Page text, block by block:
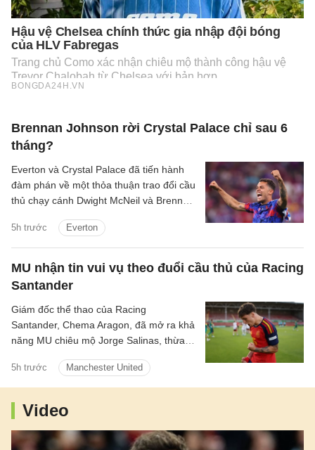
Brennan Johnson rời Crystal Palace chỉ sau 6
tháng?
5h trước Everton
Everton và Crystal Palace đã tiến hành
đàm phán về một thỏa thuận trao đổi cầu
thủ chạy cánh Dwight McNeil và Brennan
MU nhận tin vui vụ theo đuổi cầu thủ của Racing
Santander
5h trước Manchester United
Giám đốc thể thao của Racing
Santander, Chema Aragon, đã mở ra khả
năng MU chiêu mộ Jorge Salinas, thừa
các ông lớn tiếp cận.
Video